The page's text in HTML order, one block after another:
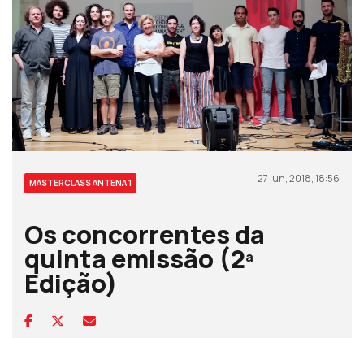
MASTERCLASS ANTENA 1 27 jun, 2018, 18:56
Os concorrentes da
quinta emissão (2ª
Edição)